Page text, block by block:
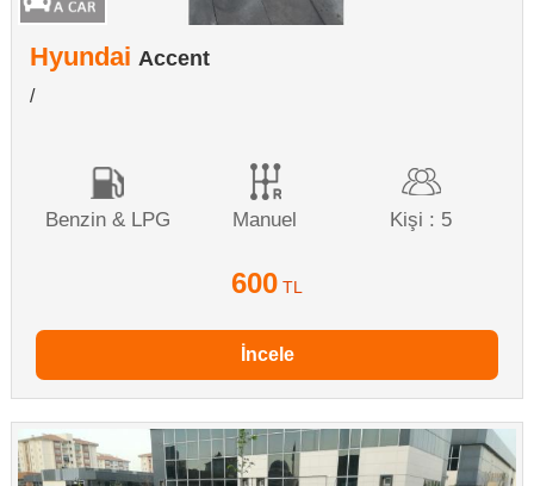
Hyundai Accent
/
Benzin & LPG Manuel Kişi : 5
600 TL
İncele